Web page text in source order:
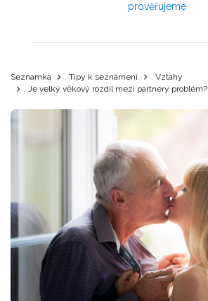
prověřujeme
Seznamka Tipy k seznámení
Vztahy
Je velký věkový rozdíl mezi partnery problém?